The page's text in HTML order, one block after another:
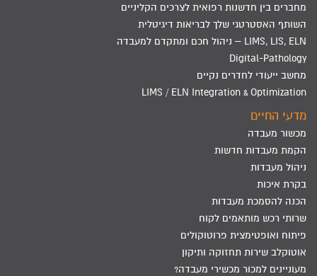
מחברים בין חדשנות רפואית לצרכים הקליניים
השותף האסטרטגי שלך לבריאות דיגיטלית
LIMS, LIS, ELN – ניהול חכם ומתקדם למעבדה
Digital-Pathology
מחשב ייעודי לחדרים נקיים
LIMS / ELN Integration & Optimization
מדעי החיים
מכשור מעבדה
הקמת מעבדות חדשות
ניהול מעבדות
בקרת איכות
הכנה להסמכת מעבדות
שרותי רכש מותאמים לקוח
פיתוח ואופטימצית פרוטוקולים
אוטוקלב שירות תחזוקה ותיקון
מעוניינים למכור מכשירי מעבדה?